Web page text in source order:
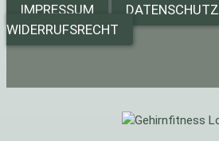
IMPRESSUM DATENSCHUTZ
WIDERRUFSRECHT